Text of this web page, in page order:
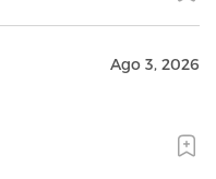
Ago 3, 2026